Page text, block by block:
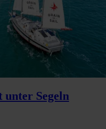
Segeln